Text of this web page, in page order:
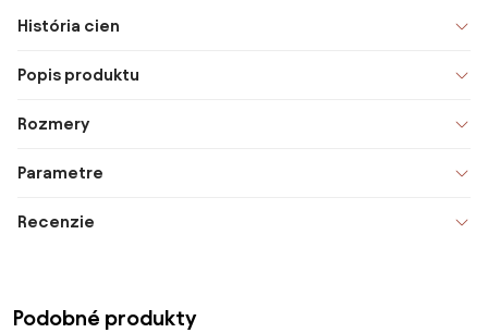
História cien
Popis produktu
Rozmery
Parametre
Recenzie
Podobné produkty